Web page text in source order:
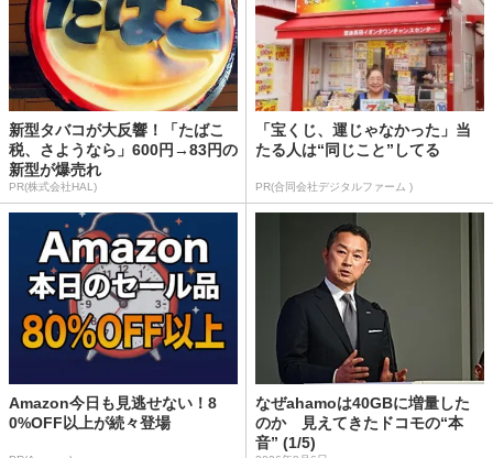
新型タバコが大反響！「たばこ
税、さようなら」600円→83円の
新型が爆売れ
PR(株式会社HAL)
「宝くじ、運じゃなかった」当
たる人は“同じこと”してる
PR(合同会社デジタルファーム )
Amazon今日も見逃せない！8
0%OFF以上が続々登場
なぜahamoは40GBに増量した
のか 見えてきたドコモの“本
音” (1/5)